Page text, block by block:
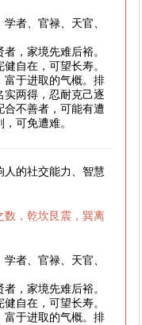
者、官禄、天官、
，家境先难后裕。
自在，可望长寿。
富于进取的气概。排
实两得，忍耐克己逐
合不善者，可能有遭
可免遭难。
人的社交能力、智慧
数，乾坎艮震，巽离
者、官禄、天官、
，家境先难后裕。
自在，可望长寿。
富于进取的气概。排